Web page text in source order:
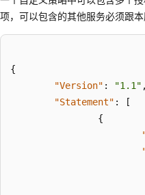
项，可以包含的其他服务必须跟
{
"Version" : "1.1" ,
"Statement" :
[
{